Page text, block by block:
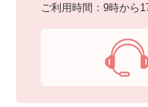
ご利用時間：9時から